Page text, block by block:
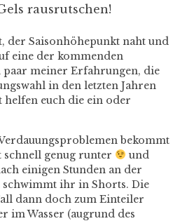
rausrutschen!
der Saisonhöhepunkt naht und
eine der kommenden
meiner Erfahrungen, die
in den letzten Jahren
helfen euch die ein oder
bekommt
genug runter
und
einigen Stunden an der
schwimmt ihr in Shorts. Die
dann doch zum Einteiler
im Wasser (augrund des